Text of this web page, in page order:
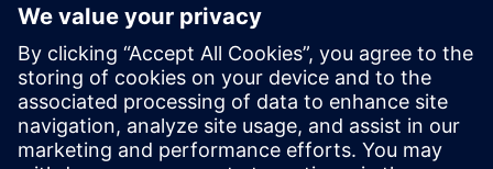
amely CAM-termékeket gyárthat 3D nyomtatáshoz,
minőségellenőrzési programozáshoz, robotikához és
egyebekhez. Fedezze fel az NX X gyártási
megoldásokat és az Value Based Licensing.